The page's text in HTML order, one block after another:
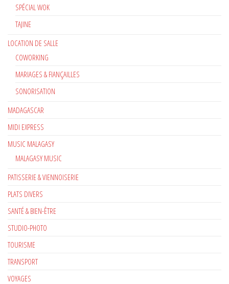
SPÉCIAL WOK
TAJINE
LOCATION DE SALLE
COWORKING
MARIAGES & FIANÇAILLES
SONORISATION
MADAGASCAR
MIDI EXPRESS
MUSIC MALAGASY
MALAGASY MUSIC
PATISSERIE & VIENNOISERIE
PLATS DIVERS
SANTÉ & BIEN-ÊTRE
STUDIO-PHOTO
TOURISME
TRANSPORT
VOYAGES